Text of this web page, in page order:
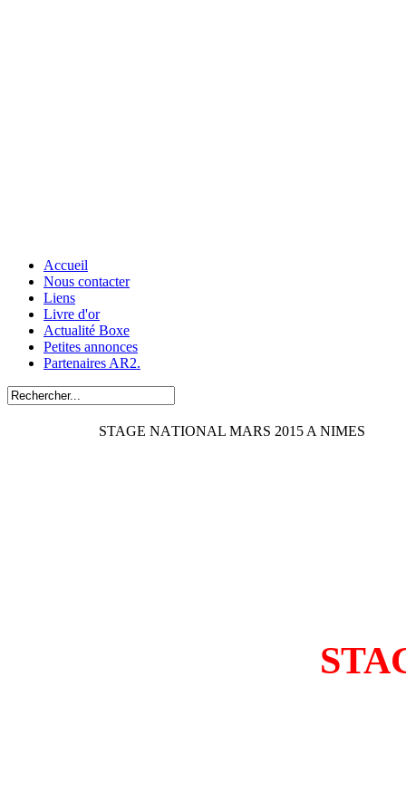
Accueil
Nous contacter
Liens
Livre d'or
Actualité Boxe
Petites annonces
Partenaires AR2.
STAGE NATIONAL MARS 2015 A NIMES